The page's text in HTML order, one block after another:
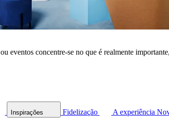
eventos concentre-se no que é realmente
Inspirações Fidelização A experiência